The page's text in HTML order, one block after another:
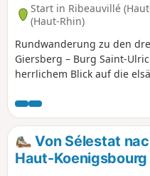
Start in Ribeauvillé
(Haut-Rhin)
Rundwanderung zu den
Giersberg – Burg Saint-
herrlichem Blick auf die
seinen Felsen, seiner
Aussichtspunkten auf die
Von Sélestat
Haut-Koenigsbourg